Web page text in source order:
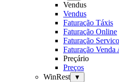
Vendus
Vendus
Faturação Táxis
Faturação Online
Faturação
Faturação Venda
Preçário
Preços
WinRest
▼